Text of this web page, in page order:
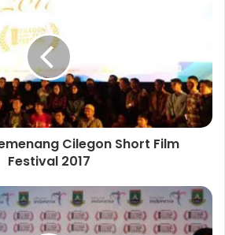
t
e
Cilegon Short Film
Festival 2017